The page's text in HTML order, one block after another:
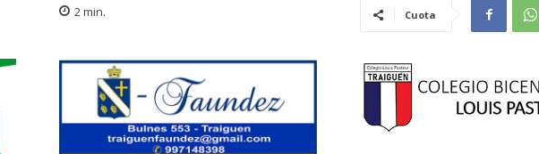
2 min. Cuota